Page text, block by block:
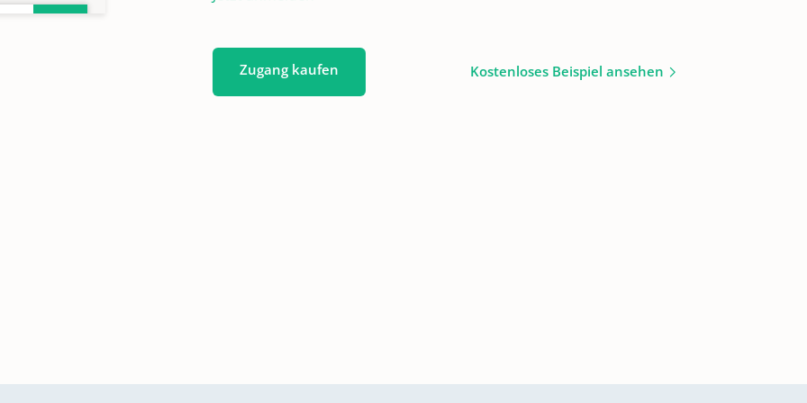
Zugang kaufen Kostenloses Beispiel ansehen